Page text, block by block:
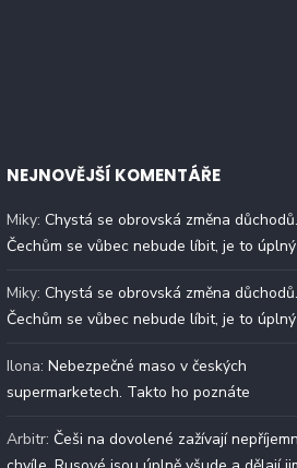
NEJNOVĚJŠÍ KOMENTÁŘE
Miky: Chystá se obrovská změna důchodů.
Čechům se vůbec nebude líbit, je to
Miky: Chystá se obrovská změna důchodů.
Čechům se vůbec nebude líbit, je to
Ilona: Nebezpečné maso v českých
supermarketech. Takto ho poznáte
Arbitr: Češi na dovolené zažívají